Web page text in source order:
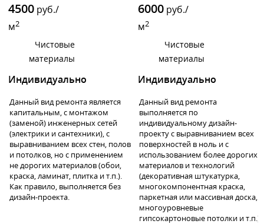
4500 руб./
м2
Чистовые
материалы
Индивидуально
Данный вид ремонта является
капитальным, с монтажом
(заменой) инженерных сетей
(электрики и сантехники), с
выравниванием всех стен, полов
и потолков, но с применением
не дорогих материалов (обои,
краска, ламинат, плитка и т.п.).
Как правило, выполняется без
дизайн-проекта.
6000 руб./
м2
Чистовые
материалы
Индивидуально
Данный вид ремонта
выполняется по
индивидуальному дизайн-
проекту с выравниванием всех
поверхностей в ноль и с
использованием более дорогих
материалов и технологий
(декоративная штукатурка,
многокомпонентная краска,
паркетная или массивная доска,
многоуровневые
гипсокартоновые потолки и т.п.).